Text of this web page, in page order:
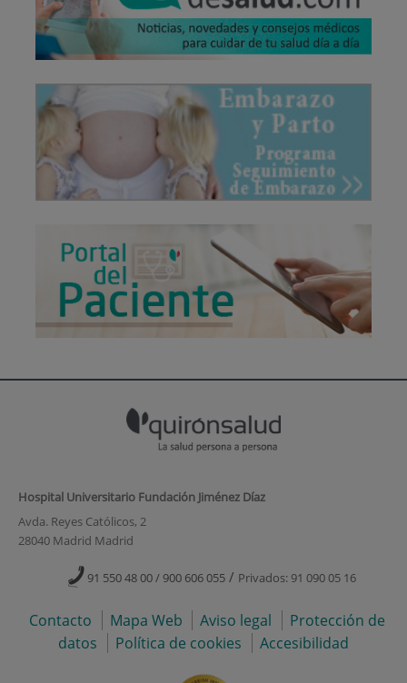
Hospital Universitario Fundación Jiménez Díaz
Avda. Reyes Católicos, 2
28040 Madrid Madrid
91 550 48 00 / 900 606 055 / Privados: 91 090 05 16
Contacto Mapa Web Aviso legal
Protección de
datos
Política de cookies Accesibilidad